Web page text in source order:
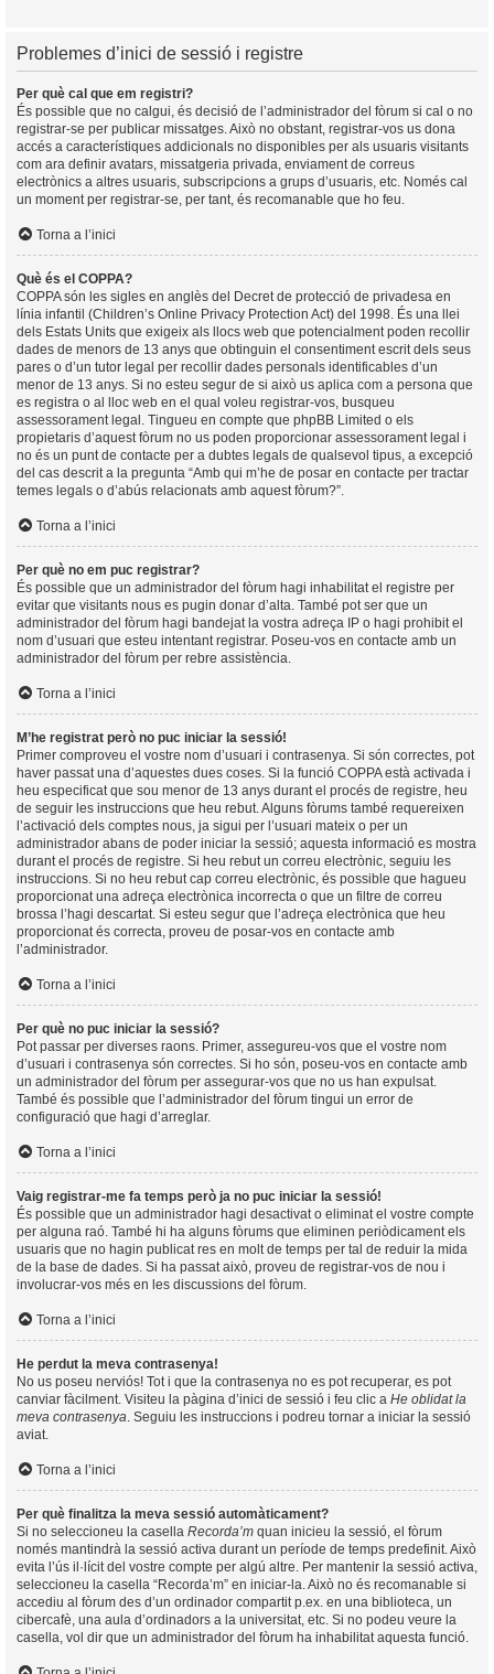
Problemes d’inici de sessió i registre
Per què cal que em registri?
És possible que no calgui, és decisió de l’administrador del fòrum si cal o no
registrar-se per publicar missatges. Això no obstant, registrar-vos us dona
accés a característiques addicionals no disponibles per als usuaris visitants
com ara definir avatars, missatgeria privada, enviament de correus
electrònics a altres usuaris, subscripcions a grups d’usuaris, etc. Només cal
un moment per registrar-se, per tant, és recomanable que ho feu.
Torna a l’inici
Què és el COPPA?
COPPA són les sigles en anglès del Decret de protecció de privadesa en
línia infantil (Children’s Online Privacy Protection Act) del 1998. És una llei
dels Estats Units que exigeix als llocs web que potencialment poden recollir
dades de menors de 13 anys que obtinguin el consentiment escrit dels seus
pares o d’un tutor legal per recollir dades personals identificables d’un
menor de 13 anys. Si no esteu segur de si això us aplica com a persona que
es registra o al lloc web en el qual voleu registrar-vos, busqueu
assessorament legal. Tingueu en compte que phpBB Limited o els
propietaris d’aquest fòrum no us poden proporcionar assessorament legal i
no és un punt de contacte per a dubtes legals de qualsevol tipus, a excepció
del cas descrit a la pregunta “Amb qui m’he de posar en contacte per tractar
temes legals o d’abús relacionats amb aquest fòrum?”.
Torna a l’inici
Per què no em puc registrar?
És possible que un administrador del fòrum hagi inhabilitat el registre per
evitar que visitants nous es pugin donar d’alta. També pot ser que un
administrador del fòrum hagi bandejat la vostra adreça IP o hagi prohibit el
nom d’usuari que esteu intentant registrar. Poseu-vos en contacte amb un
administrador del fòrum per rebre assistència.
Torna a l’inici
M’he registrat però no puc iniciar la sessió!
Primer comproveu el vostre nom d’usuari i contrasenya. Si són correctes, pot
haver passat una d’aquestes dues coses. Si la funció COPPA està activada i
heu especificat que sou menor de 13 anys durant el procés de registre, heu
de seguir les instruccions que heu rebut. Alguns fòrums també requereixen
l’activació dels comptes nous, ja sigui per l’usuari mateix o per un
administrador abans de poder iniciar la sessió; aquesta informació es mostra
durant el procés de registre. Si heu rebut un correu electrònic, seguiu les
instruccions. Si no heu rebut cap correu electrònic, és possible que hagueu
proporcionat una adreça electrònica incorrecta o que un filtre de correu
brossa l’hagi descartat. Si esteu segur que l’adreça electrònica que heu
proporcionat és correcta, proveu de posar-vos en contacte amb
l’administrador.
Torna a l’inici
Per què no puc iniciar la sessió?
Pot passar per diverses raons. Primer, assegureu-vos que el vostre nom
d’usuari i contrasenya són correctes. Si ho són, poseu-vos en contacte amb
un administrador del fòrum per assegurar-vos que no us han expulsat.
També és possible que l’administrador del fòrum tingui un error de
configuració que hagi d’arreglar.
Torna a l’inici
Vaig registrar-me fa temps però ja no puc iniciar la sessió!
És possible que un administrador hagi desactivat o eliminat el vostre compte
per alguna raó. També hi ha alguns fòrums que eliminen periòdicament els
usuaris que no hagin publicat res en molt de temps per tal de reduir la mida
de la base de dades. Si ha passat això, proveu de registrar-vos de nou i
involucrar-vos més en les discussions del fòrum.
Torna a l’inici
He perdut la meva contrasenya!
No us poseu nerviós! Tot i que la contrasenya no es pot recuperar, es pot
canviar fàcilment. Visiteu la pàgina d’inici de sessió i feu clic a He oblidat la
meva contrasenya . Seguiu les instruccions i podreu tornar a iniciar la sessió
aviat.
Torna a l’inici
Per què finalitza la meva sessió automàticament?
Si no seleccioneu la casella Recorda’m quan inicieu la sessió, el fòrum
només mantindrà la sessió activa durant un període de temps predefinit. Això
evita l’ús il·lícit del vostre compte per algú altre. Per mantenir la sessió activa,
seleccioneu la casella “Recorda’m” en iniciar-la. Això no és recomanable si
accediu al fòrum des d’un ordinador compartit p.ex. en una biblioteca, un
cibercafè, una aula d’ordinadors a la universitat, etc. Si no podeu veure la
casella, vol dir que un administrador del fòrum ha inhabilitat aquesta funció.